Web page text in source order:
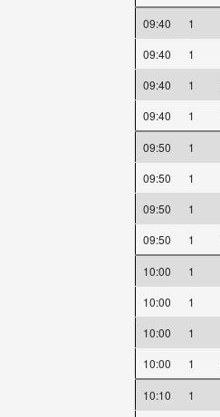
09:40 1
09:40
1
09:40
1
09:40
1
09:50 1
09:50
1
09:50
1
09:50
1
10:00 1
10:00
1
10:00
1
10:00
1
10:10 1